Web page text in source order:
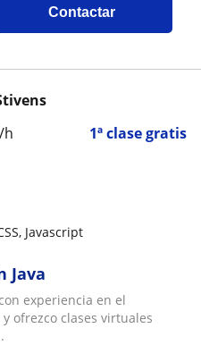
Contactar
/h 1ª clase gratis
Javascript
Java
experiencia en el
ofrezco clases virtuales